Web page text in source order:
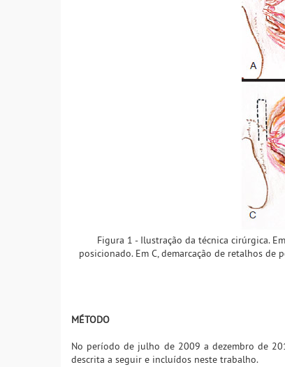
Figura 1 - Ilustração da técnica cirúrgica.
posicionado. Em C, demarcação de retalhos
MÉTODO
No período de julho de 2009 a dezembro de
descrita a seguir e incluídos neste trabalho.